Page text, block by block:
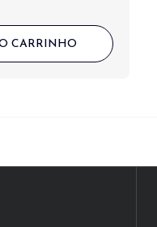
CARRINHO